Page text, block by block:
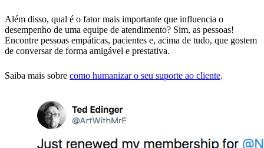
Além disso, qual é o fator mais importante que influencia o
desempenho de uma equipe de atendimento? Sim, as pessoas!
Encontre pessoas empáticas, pacientes e, acima de tudo, que gostem
de conversar de forma amigável e prestativa.
Saiba mais sobre como humanizar o seu suporte ao cliente.